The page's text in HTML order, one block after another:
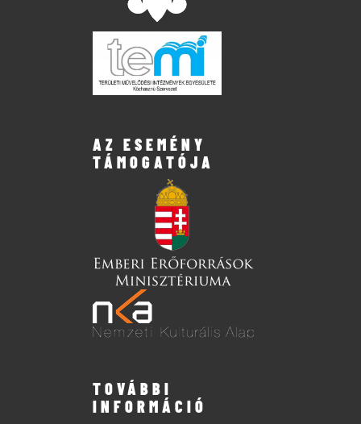
AZ ESEMÉNY
TÁMOGATÓJA
TOVÁBBI
INFORMÁCIÓ